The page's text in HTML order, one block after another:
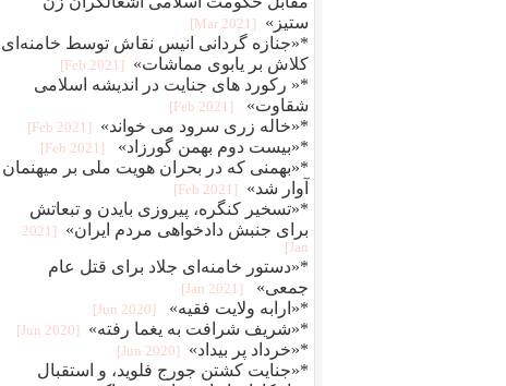
ستیز»
[2021 Mar]
*«جنازه گردانی انیس نقاش توسط خامنه‌ای
کلاش بر یابوی مماشات»
[2021 Feb]
*« رکورد های جنایت در اندیشه اسلامی
شقاوت»
[2021 Feb]
*«خاله زری سرود می خواند» [2021 Feb]
*«بیست دوم بهمن گورزاد» [2021 Feb]
*«بهمنی که در بحران هویت ملی بر میهنمان
آوار شد»
[2021 Feb]
*«تسخیر کنگره، پیروزی بایدن و تبعاتش
برای جنبش دادخواهی مردم ایران»
[2021
Jan]
*«دستور خامنه‌ای جلاد برای قتل عام
جمعی»
[2021 Jan]
*«ارابه ولایت فقیه» [2020 Jun]
*«شریف شرافت به یغما رفته» [2020 Jun]
*«خرداد پر بیداد» [2020 Jun]
*«جنایت کشتن جورج فلوید، و استقبال